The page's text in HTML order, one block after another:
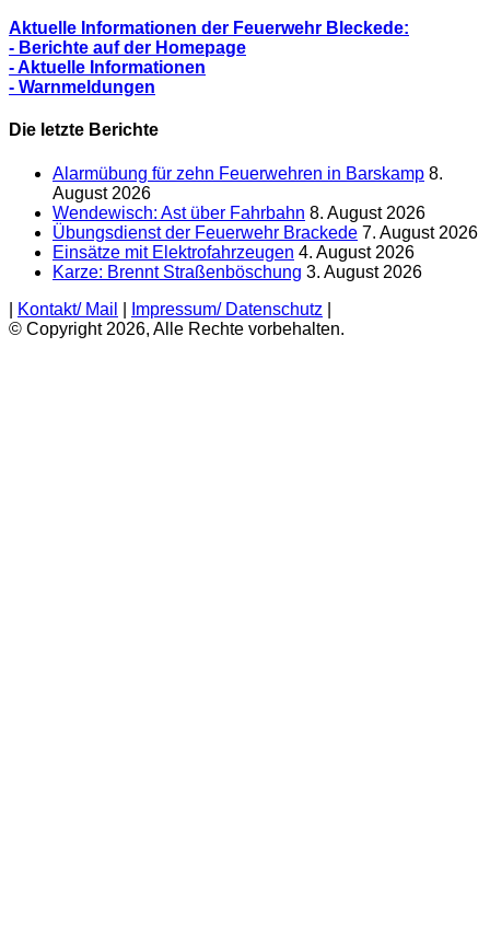
Aktuelle Informationen der Feuerwehr Bleckede:
- Berichte auf der Homepage
- Aktuelle Informationen
- Warnmeldungen
Die letzte Berichte
Alarmübung für zehn Feuerwehren in Barskamp 8.
August 2026
Wendewisch: Ast über Fahrbahn 8. August 2026
Übungsdienst der Feuerwehr Brackede 7. August 2026
Einsätze mit Elektrofahrzeugen 4. August 2026
Karze: Brennt Straßenböschung 3. August 2026
Kontakt/ Mail Impressum/ Datenschutz
© Copyright 2026, Alle Rechte vorbehalten.